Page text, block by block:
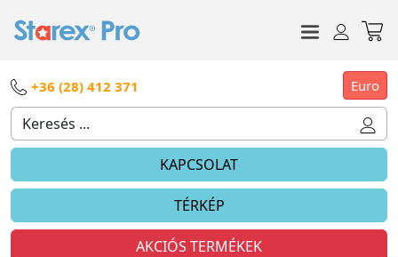
+36 (28) 412 371 Euro
KAPCSOLAT
TÉRKÉP
AKCIÓS TERMÉKEK